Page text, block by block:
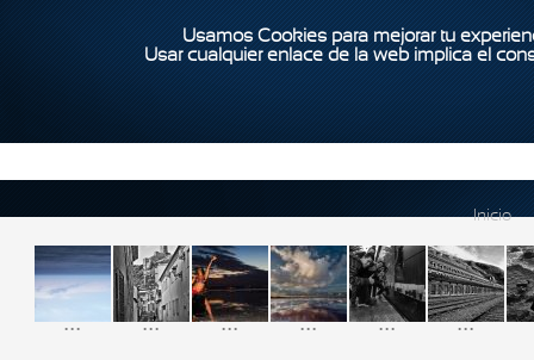
Usamos Cookies para mejorar tu
Usar cualquier enlace de la web implica el
Inicio
... ... ... ... ... ...